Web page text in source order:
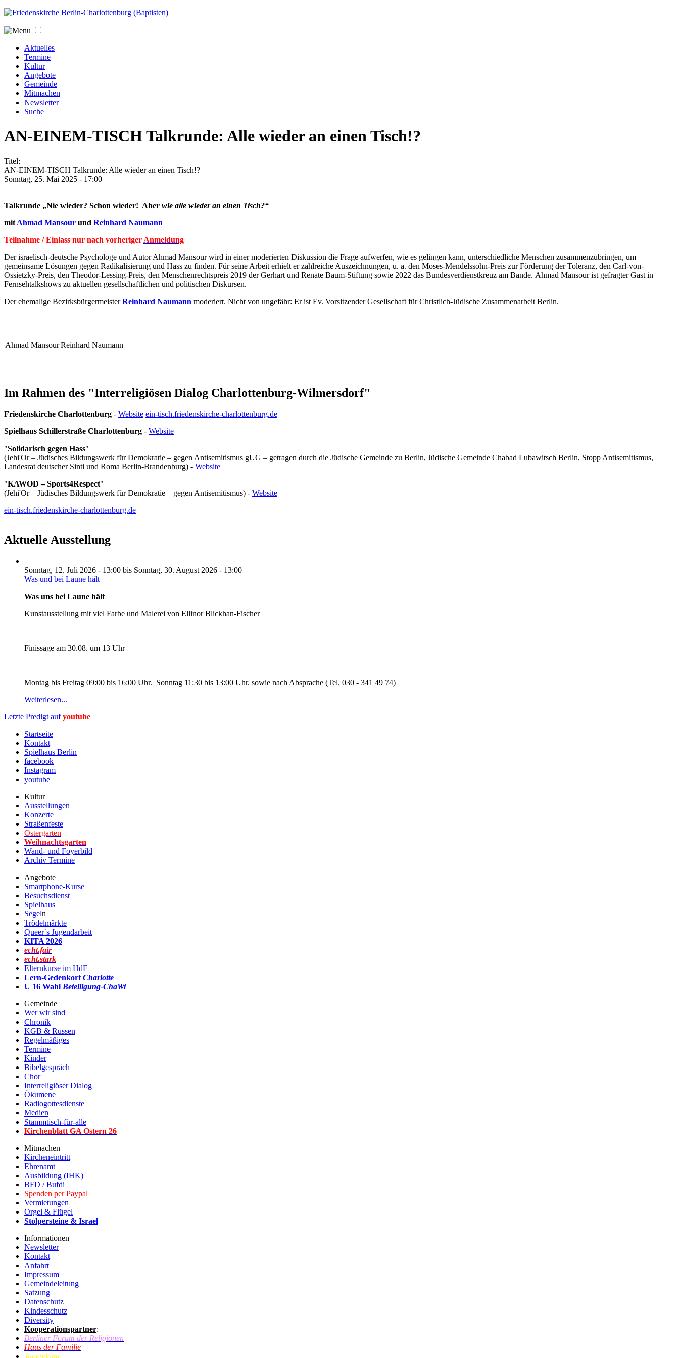
Jump to navigation
Aktuelles
Termine
Kultur
Angebote
Gemeinde
Mitmachen
Newsletter
Suche
AN-EINEM-TISCH Talkrunde: Alle wieder an einen Tisch!?
Titel:
AN-EINEM-TISCH Talkrunde: Alle wieder an einen Tisch!?
Sonntag, 25. Mai 2025 - 17:00
Talkrunde „Nie wieder? Schon wieder! Aber wie alle wieder an einen Tisch?“
mit Ahmad Mansour und Reinhard Naumann
Teilnahme / Einlass nur nach vorheriger Anmeldung
Der israelisch-deutsche Psychologe und Autor Ahmad Mansour wird in einer moderierten Diskussion die Frage aufwerfen, wie es gelingen kann, unterschiedliche Menschen zusammenzubringen, um
gemeinsame Lösungen gegen Radikalisierung und Hass zu finden. Für seine Arbeit erhielt er zahlreiche Auszeichnungen, u. a. den Moses-Mendelssohn-Preis zur Förderung der Toleranz, den Carl-von-
Ossietzky-Preis, den Theodor-Lessing-Preis, den Menschenrechtspreis 2019 der Gerhart und Renate Baum-Stiftung sowie 2022 das Bundesverdienstkreuz am Bande. Ahmad Mansour ist gefragter Gast in
Fernsehtalkshows zu aktuellen gesellschaftlichen und politischen Diskursen.
Der ehemalige BezirksbürgermeisterReinhard Naumann moderiert. Nicht von ungefähr: Er ist Ev. Vorsitzender Gesellschaft für Christlich-Jüdische Zusammenarbeit Berlin.
Ahmad MansourReinhard Naumann
Im Rahmen des "Interreligiösen Dialog Charlottenburg-Wilmersdorf"
Friedenskirche Charlottenburg - Website ein-tisch.friedenskirche-charlottenburg.de
Spielhaus Schillerstraße Charlottenburg - Website
"Solidarisch gegen Hass"
(Jehi'Or – Jüdisches Bildungswerk für Demokratie – gegen Antisemitismus gUG – getragen durch die Jüdische Gemeinde zu Berlin, Jüdische Gemeinde Chabad Lubawitsch Berlin, Stopp Antisemitismus,
Landesrat deutscher Sinti und Roma Berlin-Brandenburg) - Website
"KAWOD – Sports4Respect"
(Jehi'Or – Jüdisches Bildungswerk für Demokratie – gegen Antisemitismus) - Website
ein-tisch.friedenskirche-charlottenburg.de
Aktuelle Ausstellung
Sonntag, 12. Juli 2026 - 13:00 bis Sonntag, 30. August 2026 - 13:00
Was und bei Laune hält
Was uns bei Laune hält
Kunstausstellung mit viel Farbe und Malerei von Ellinor Blickhan-Fischer
Finissage am 30.08. um 13 Uhr
Montag bis Freitag 09:00 bis 16:00 Uhr. Sonntag 11:30 bis 13:00 Uhr. sowie nach Absprache (Tel. 030 - 341 49 74)
Weiterlesen...
Letzte Predigt auf youtube
Startseite
Kontakt
Spielhaus Berlin
facebook
Instagram
youtube
Kultur
Ausstellungen
Konzerte
Straßenfeste
Ostergarten
Weihnachtsgarten
Wand- und Foyerbild
Archiv Termine
Angebote
Smartphone-Kurse
Besuchsdienst
Spielhaus
Segeln
Trödelmärkte
Queer`s Jugendarbeit
KITA 2026
echt.fair
echt.stark
Elternkurse im HdF
Lern-Gedenkort Charlotte
U 16 Wahl Beteiligung-ChaWi
Gemeinde
Wer wir sind
Chronik
KGB & Russen
Regelmäßiges
Termine
Kinder
Bibelgespräch
Chor
Interreligiöser Dialog
Ökumene
Radiogottesdienste
Medien
Stammtisch-für-alle
Kirchenblatt GA Ostern 26
Mitmachen
Kircheneintritt
Ehrenamt
Ausbildung (IHK)
BFD / Bufdi
Spenden per Paypal
Vermietungen
Orgel & Flügel
Stolpersteine & Israel
Informationen
Newsletter
Kontakt
Anfahrt
Impressum
Gemeindeleitung
Satzung
Datenschutz
Kindesschutz
Diversity
Kooperationspartner:
Berliner Forum der Religionen
Haus der Familie
Jugendamt